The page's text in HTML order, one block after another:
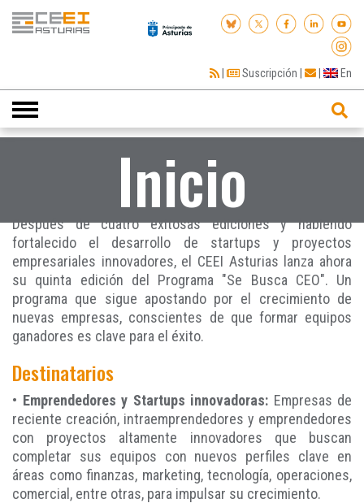
| Suscripción | | En
Toggle
navigation
Inicio
Después de cuatro exitosas ediciones y habiendo
fortalecido el desarrollo de startups y proyectos
empresariales innovadores, el CEEI Asturias lanza ahora
su quinta edición del Programa "Se Busca CEO". Un
programa que sigue apostando por el crecimiento de
nuevas empresas, conscientes de que formar equipos
ganadores es clave para el éxito.
Destinatarios
• Emprendedores y Startups innovadoras: Empresas de
reciente creación, intraemprendedores y emprendedores
con proyectos altamente innovadores que buscan
completar sus equipos con nuevos perfiles clave en
áreas como finanzas, marketing, tecnología, operaciones,
comercial, entre otras, para impulsar su crecimiento.